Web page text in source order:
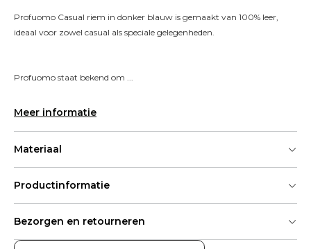
Profuomo Casual riem in donker blauw is gemaakt van 100% leer,
ideaal voor zowel casual als speciale gelegenheden.
Profuomo staat bekend om ...
Meer informatie
Materiaal
Productinformatie
Bezorgen en retourneren